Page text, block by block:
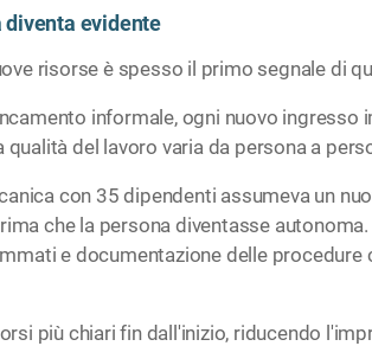
evidente
risorse è spesso il primo segnale di
informale, ogni nuovo
del lavoro varia da persona a
con 35 dipendenti assumeva un
che la persona diventasse
e documentazione delle
più chiari fin dall'inizio, riducendo